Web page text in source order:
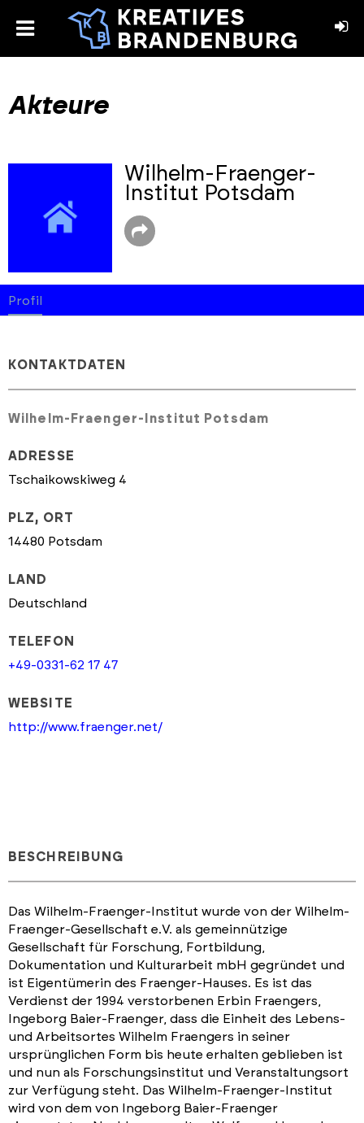
toggle
Akteure
Wilhelm-Fraenger-
Institut Potsdam
Profil
KONTAKTDATEN
Wilhelm-Fraenger-Institut Potsdam
ADRESSE
Tschaikowskiweg 4
PLZ, ORT
14480 Potsdam
LAND
Deutschland
TELEFON
+49-0331-62 17 47
WEBSITE
http://www.fraenger.net/
BESCHREIBUNG
Das Wilhelm-Fraenger-Institut wurde von der Wilhelm-
Fraenger-Gesellschaft e.V. als gemeinnützige
Gesellschaft für Forschung, Fortbildung,
Dokumentation und Kulturarbeit mbH gegründet und
ist Eigentümerin des Fraenger-Hauses. Es ist das
Verdienst der 1994 verstorbenen Erbin Fraengers,
Ingeborg Baier-Fraenger, dass die Einheit des Lebens-
und Arbeitsortes Wilhelm Fraengers in seiner
ursprünglichen Form bis heute erhalten geblieben ist
und nun als Forschungsinstitut und Veranstaltungsort
zur Verfügung steht. Das Wilhelm-Fraenger-Institut
wird von dem von Ingeborg Baier-Fraenger